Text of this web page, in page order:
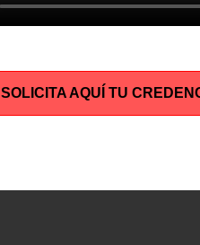
SOLICITA AQUÍ TU